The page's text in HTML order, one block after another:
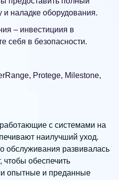
и наладке оборудования.
– инвестициия в
себя в безопасности.
Protege, Milestone,
с системами на
наилучший уход.
обслуживания развивалась
чтобы обеспечить
опытные и преданные